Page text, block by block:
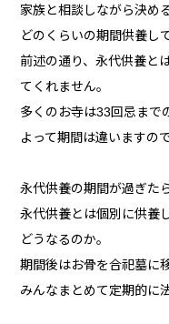
家族と相談しながら決め
どのくらいの期間供養し
前述の通り、永代供養と
てくれません。
多くのお寺は33回忌まで
よって期間は違いますの
永代供養の期間が過ぎた
永代供養とは個別に供養
どうなるのか。
期間後はお骨を合祀墓に
みんなまとめて定期的に